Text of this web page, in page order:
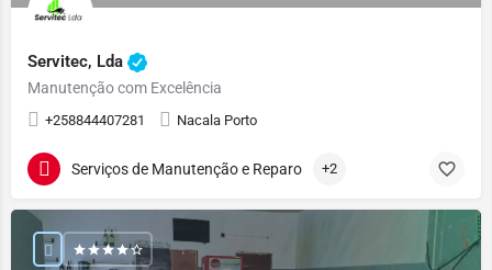
Servitec, Lda
Manutenção com Excelência
+258844407281 Nacala Porto
Serviços de Manutenção e Reparo +2